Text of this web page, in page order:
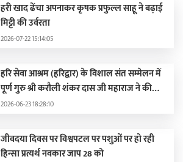
हरी खाद ढेंचा अपनाकर कृषक प्रफुल्ल साहू ने बढ़ाई
मिट्टी की उर्वरता
2026-07-22 15:14:05
हरि सेवा आश्रम (हरिद्वार) के विशाल संत सम्मेलन में
पूर्ण गुरु श्री करौली शंकर दास जी महाराज ने की
सहभागिता, मुख्यमंत्री और दिग्गज संतों द्वारा हुए
2026-06-23 18:28:10
जीवदया दिवस पर विश्वपटल पर पशुओं पर हो रही
हिन्सा प्रत्यर्थ नवकार जाप 28 को